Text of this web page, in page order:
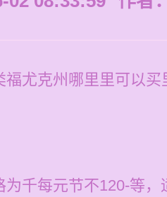
尤克州哪里里可以
千每元节不120-等，